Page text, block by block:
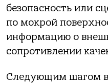
безопасность или
по мокрой
информацию о
сопротивлении
Следующим шагом